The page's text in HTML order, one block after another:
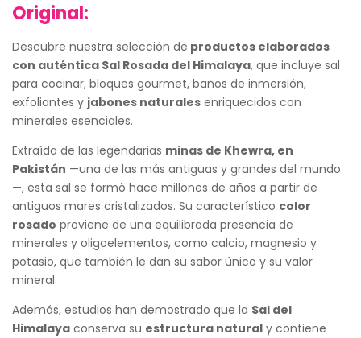
Original:
Descubre nuestra selección de productos elaborados
con auténtica Sal Rosada del Himalaya, que incluye sal
para cocinar, bloques gourmet, baños de inmersión,
exfoliantes y jabones naturales enriquecidos con
minerales esenciales.
Extraída de las legendarias minas de Khewra, en
Pakistán —una de las más antiguas y grandes del mundo
—, esta sal se formó hace millones de años a partir de
antiguos mares cristalizados. Su característico color
rosado proviene de una equilibrada presencia de
minerales y oligoelementos, como calcio, magnesio y
potasio, que también le dan su sabor único y su valor
mineral.
Además, estudios han demostrado que la Sal del
Himalaya conserva su estructura natural y contiene